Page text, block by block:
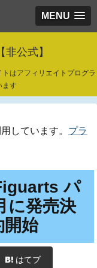
MENU
公式】
はアフィリエイトプログラ
ます
しています。 プラ
パ
に発売決
開始
はてブ